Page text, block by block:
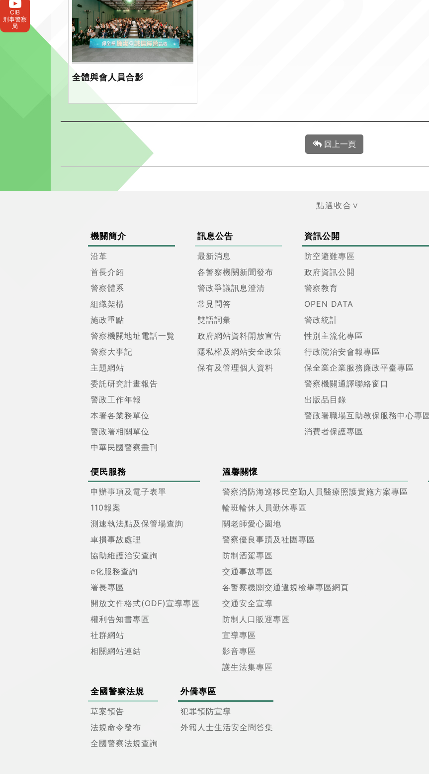
全體與會人員合影
回上一頁
機關簡介
沿革
首長介紹
警察體系
組織架構
施政重點
警察機關地址電話一覽
警察大事記
主題網站
委託研究計畫報告
警政工作年報
本署各業務單位
警政署相關單位
中華民國警察畫刊
訊息公告
最新消息
各警察機關新聞發布
警政爭議訊息澄清
常見問答
雙語詞彙
政府網站資料開放宣告
隱私權及網站安全政策
保有及管理個人資料
資訊公開
防空避難專區
政府資訊公開
警察教育
OPEN DATA
警政統計
性別主流化專區
行政院治安會報專區
保全業企業服務廉政平臺專區
警察機關通譯聯絡窗口
出版品目錄
警政署職場互助教保服務中心專
消費者保護專區
便民服務
申辦事項及電子表單
110報案
測速執法點及保管場查詢
車損事故處理
協助維護治安查詢
e化服務查詢
署長專區
開放文件格式(ODF)宣導專區
權利告知書專區
社群網站
相關網站連結
溫馨關懷
警察消防海巡移民空勤人員醫療照護實施方案專區
輪班輪休人員勤休專區
關老師愛心園地
警察優良事蹟及社團專區
防制酒駕專區
交通事故專區
各警察機關交通違規檢舉專區網頁
交通安全宣導
防制人口販運專區
宣導專區
影音專區
護生法集專區
全國警察法規
草案預告
法規命令發布
全國警察法規查詢
外僑專區
犯罪預防宣導
外籍人士生活安全問答集
CIB
刑事警察
局